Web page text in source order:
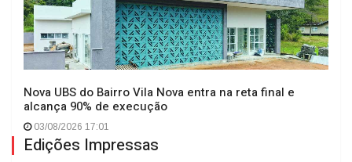
Nova UBS do Bairro Vila Nova entra na reta final e
alcança 90% de execução
03/08/2026 17:01
Edições Impressas